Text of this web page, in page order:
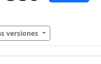
versiones